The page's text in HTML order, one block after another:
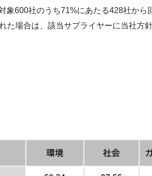
600社のうち71%にあたる428社から
場合は、該当サプライヤーに当社